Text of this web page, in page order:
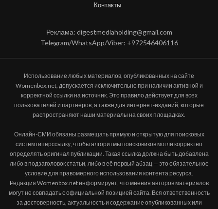
Контакты
Реклама: digestmediaholding@gmail.com
Telegram/WhatsApp/Viber: +972546406116
Использование любых материалов, опубликованных на сайте
Womenbox.net, допускается исключительно при наличии активной и
корректной ссылки на источник. Это правило действует для всех
пользователей и партнёров, а также для интернет-изданий, которые
распространяют наши материалы на своих площадках.
Онлайн-СМИ обязаны размещать прямую и открытую для поисковых
систем гиперссылку, чтобы алгоритмы поисковиков могли корректно
определять оригинал публикации. Такая ссылка должна быть добавлена
либо в подзаголовок статьи, либо в её первый абзац — это обязательное
условие для правомерного использования контента ресурса.
Редакция Womenbox.net информирует, что мнения авторов материалов
могут не совпадать с официальной позицией сайта. Вся ответственность
за достоверность, актуальность и содержание опубликованных или